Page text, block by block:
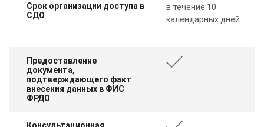
Срок организации доступа в
СДО
в течение 10
календарных дней
Предоставление
документа,
подтверждающего факт
внесения данных в ФИС
ФРДО
Консультационная